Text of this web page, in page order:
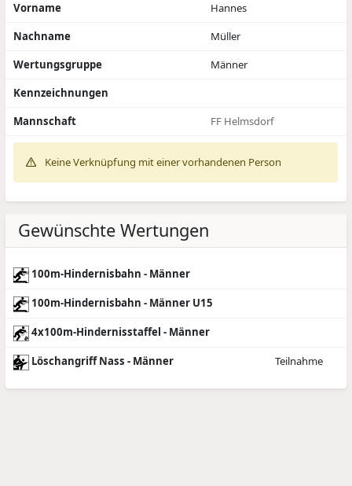
Vorname
Hannes
Nachname
Müller
Wertungsgruppe
Männer
Kennzeichnungen
Mannschaft
FF Helmsdorf
Keine Verknüpfung mit einer vorhandenen Person
Gewünschte Wertungen
100m-Hindernisbahn - Männer
100m-Hindernisbahn - Männer U15
4x100m-Hindernisstaffel - Männer
Löschangriff Nass - Männer Teilnahme